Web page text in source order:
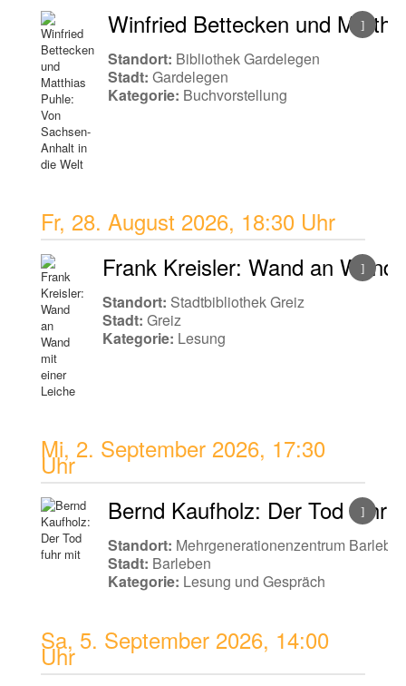
Standort: Bibliothek Gardelegen
Stadt: Gardelegen
Kategorie: Buchvorstellung
Fr, 28. August 2026, 18:30 Uhr
Frank Kreisler: Wand an Wand
Standort: Stadtbibliothek Greiz
Stadt: Greiz
Kategorie: Lesung
Mi, 2. September 2026, 17:30
Uhr
Bernd Kaufholz: Der Tod fuhr
Standort: Mehrgenerationenzentrum
Stadt: Barleben
Kategorie: Lesung und Gespräch
Sa, 5. September 2026, 14:00
Uhr